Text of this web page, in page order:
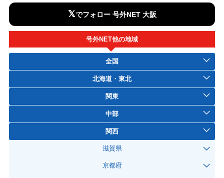
𝕏でフォロー 号外NET 大阪
号外NET他の地域
全国
北海道・東北
関東
中部
関西
滋賀県
京都府